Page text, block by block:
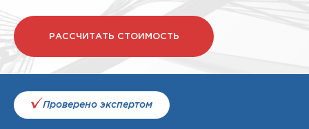
РАССЧИТАТЬ СТОИМОСТЬ
Проверено экспертом